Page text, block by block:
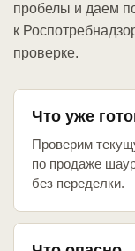
пробелы и даем
к
проверке.
Что уже
Проверим
по продаже
без переделки.